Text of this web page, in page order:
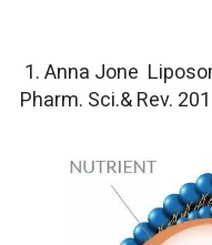
1. Anna Jone
Pharm. Sci.& Rev.